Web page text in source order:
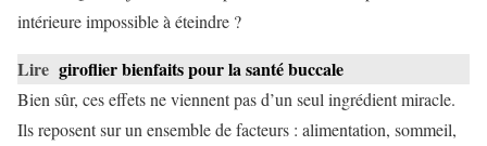
intérieure impossible à éteindre ?
Lire giroflier bienfaits pour la santé buccale
Bien sûr, ces effets ne viennent pas d’un seul ingrédient miracle.
Ils reposent sur un ensemble de facteurs : alimentation, sommeil,